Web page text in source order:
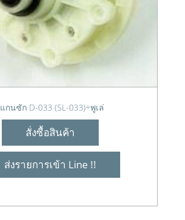
แกนซัก D-033 (SL-033)+พูเล่
สั่งซื้อสินค้า
ส่งรายการเข้า Line !!